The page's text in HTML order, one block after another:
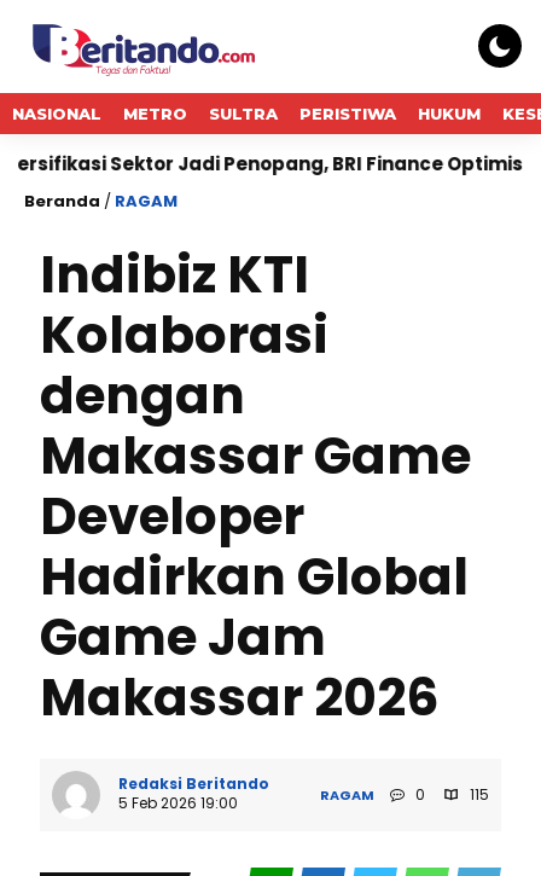
NASIONAL METRO SULTRA PERISTIWA HUKUM
Sektor Jadi Penopang, BRI Finance Optimistis
Beranda / RAGAM
Indibiz KTI
Kolaborasi
dengan
Makassar Game
Developer
Hadirkan Global
Game Jam
Makassar 2026
Redaksi Beritando
5 Feb 2026 19:00
RAGAM 0 115